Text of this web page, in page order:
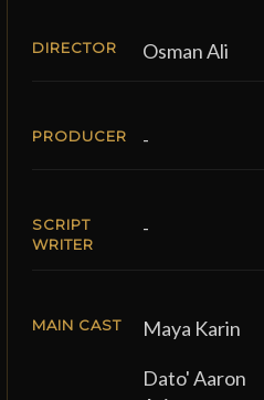
DIRECTOR Osman Ali
PRODUCER -
SCRIPT
WRITER
-
MAIN CAST Maya Karin
Dato' Aaron